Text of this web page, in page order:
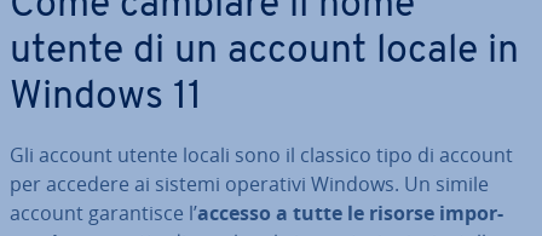
utente di un account locale in
Windows 11
Gli account utente locali sono il classico tipo di account
per accedere ai sistemi operativi Windows. Un simile
account ga­ran­ti­sce l’accesso a tutte le risorse im­por­